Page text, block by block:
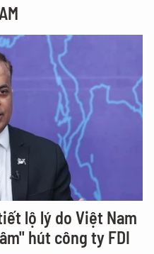
lộ lý do Việt Nam
hút công ty FDI